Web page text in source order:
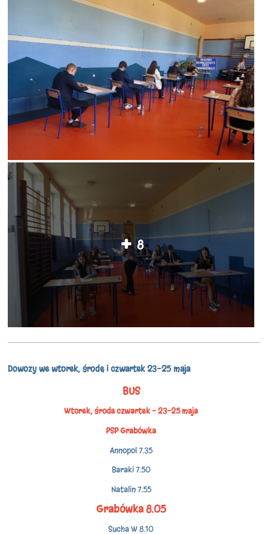
8
Dowozy we wtorek, środę i czwartek 23-25 maja
BUS
Wtorek, środa czwartek - 23-25 maja
PSP Grabówka
Annopol 7.35
Baraki 7.50
Natalin 7.55
Grabówka 8.05
Sucha W 8.10